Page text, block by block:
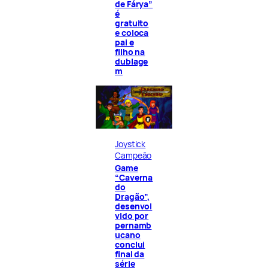
de Fárya”
é
gratuito
e coloca
pai e
filho na
dublage
m
Joystick
Campeão
Game
“Caverna
do
Dragão”,
desenvol
vido por
pernamb
ucano
conclui
final da
série